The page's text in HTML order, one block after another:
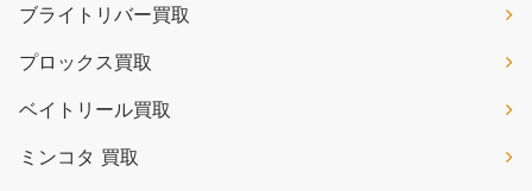
ブライトリバー買取
プロックス買取
ベイトリール買取
ミンコタ 買取